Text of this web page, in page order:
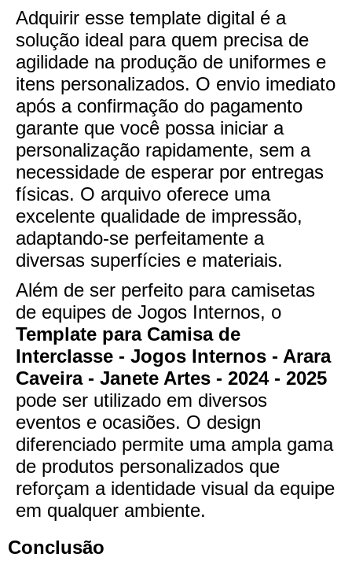
Adquirir esse template digital é a
solução ideal para quem precisa de
agilidade na produção de uniformes e
itens personalizados. O envio imediato
após a confirmação do pagamento
garante que você possa iniciar a
personalização rapidamente, sem a
necessidade de esperar por entregas
físicas. O arquivo oferece uma
excelente qualidade de impressão,
adaptando-se perfeitamente a
diversas superfícies e materiais.
Além de ser perfeito para camisetas
de equipes de Jogos Internos, o
Template para Camisa de
Interclasse - Jogos Internos - Arara
Caveira - Janete Artes - 2024 - 2025
pode ser utilizado em diversos
eventos e ocasiões. O design
diferenciado permite uma ampla gama
de produtos personalizados que
reforçam a identidade visual da equipe
em qualquer ambiente.
Conclusão